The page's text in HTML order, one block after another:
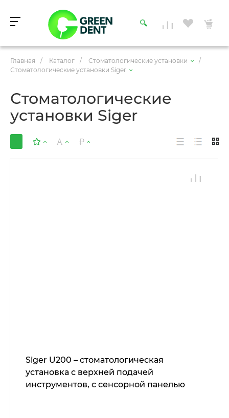
Главная / Каталог / Стоматологические установки
/
Стоматологические установки Siger
Стоматологические
установки Siger
Siger U200 – стоматологическая
установка с верхней подачей
инструментов, с сенсорной панелью